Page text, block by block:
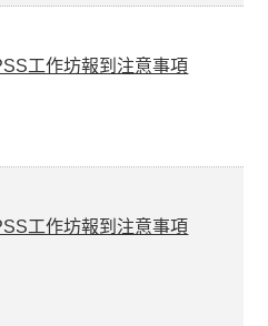
工作坊報到注意事項
工作坊報到注意事項